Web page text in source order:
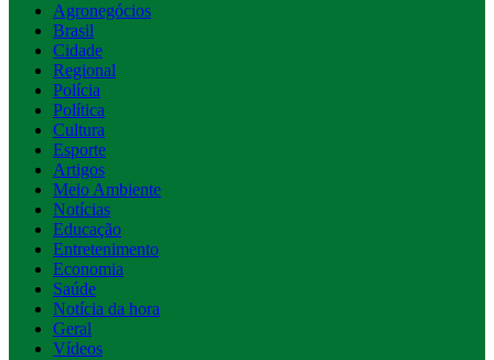
Agronegócios
Brasil
Cidade
Regional
Polícia
Política
Cultura
Esporte
Artigos
Meio Ambiente
Notícias
Educação
Entretenimento
Economia
Saúde
Notícia da hora
Geral
Vídeos